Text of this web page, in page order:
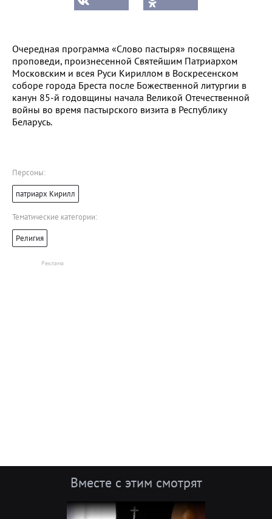
Очередная программа «Слово пастыря» посвящена
проповеди, произнесенной Святейшим Патриархом
Московским и всея Руси Кириллом в Воскресенском
соборе города Бреста после Божественной литургии в
канун 85-й годовщины начала Великой Отечественной
войны во время пастырского визита в Республику
Беларусь.
Персоны:
патриарх Кирилл
Тематические категории:
Религия
Вместе с этим смотрят